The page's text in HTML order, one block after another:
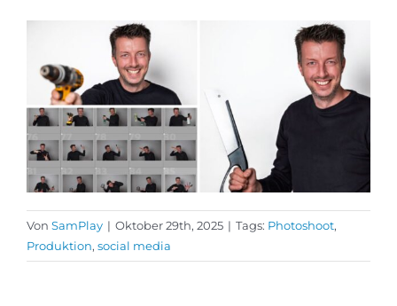
Von SamPlay | Oktober 29th, 2025 | Tags: Photoshoot,
Produktion, social media